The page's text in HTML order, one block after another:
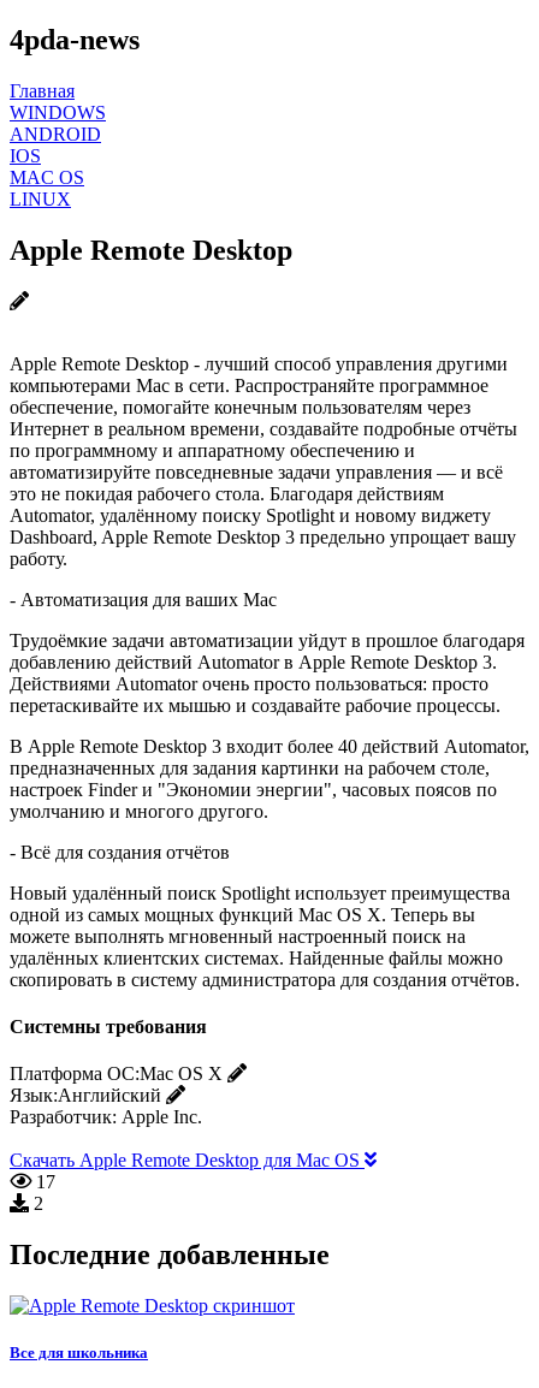
4pda-news
Главная
WINDOWS
ANDROID
IOS
MAC OS
LINUX
Apple Remote Desktop
Apple Remote Desktop - лучший способ управления другими
компьютерами Mac в сети. Распространяйте программное
обеспечение, помогайте конечным пользователям через
Интернет в реальном времени, создавайте подробные отчёты
по программному и аппаратному обеспечению и
автоматизируйте повседневные задачи управления — и всё
это не покидая рабочего стола. Благодаря действиям
Automator, удалённому поиску Spotlight и новому виджету
Dashboard, Apple Remote Desktop 3 предельно упрощает вашу
работу.
- Автоматизация для ваших Mac
Трудоёмкие задачи автоматизации уйдут в прошлое благодаря
добавлению действий Automator в Apple Remote Desktop 3.
Действиями Automator очень просто пользоваться: просто
перетаскивайте их мышью и создавайте рабочие процессы.
В Apple Remote Desktop 3 входит более 40 действий Automator,
предназначенных для задания картинки на рабочем столе,
настроек Finder и "Экономии энергии", часовых поясов по
умолчанию и многого другого.
- Всё для создания отчётов
Новый удалённый поиск Spotlight использует преимущества
одной из самых мощных функций Mac OS X. Теперь вы
можете выполнять мгновенный настроенный поиск на
удалённых клиентских системах. Найденные файлы можно
скопировать в систему администратора для создания отчётов.
Системны требования
Платформа ОС:Mac OS X
Язык:Английский
Разработчик: Apple Inc.
Скачать Apple Remote Desktop для Mac OS
17
2
Последние добавленные
Все для школьника